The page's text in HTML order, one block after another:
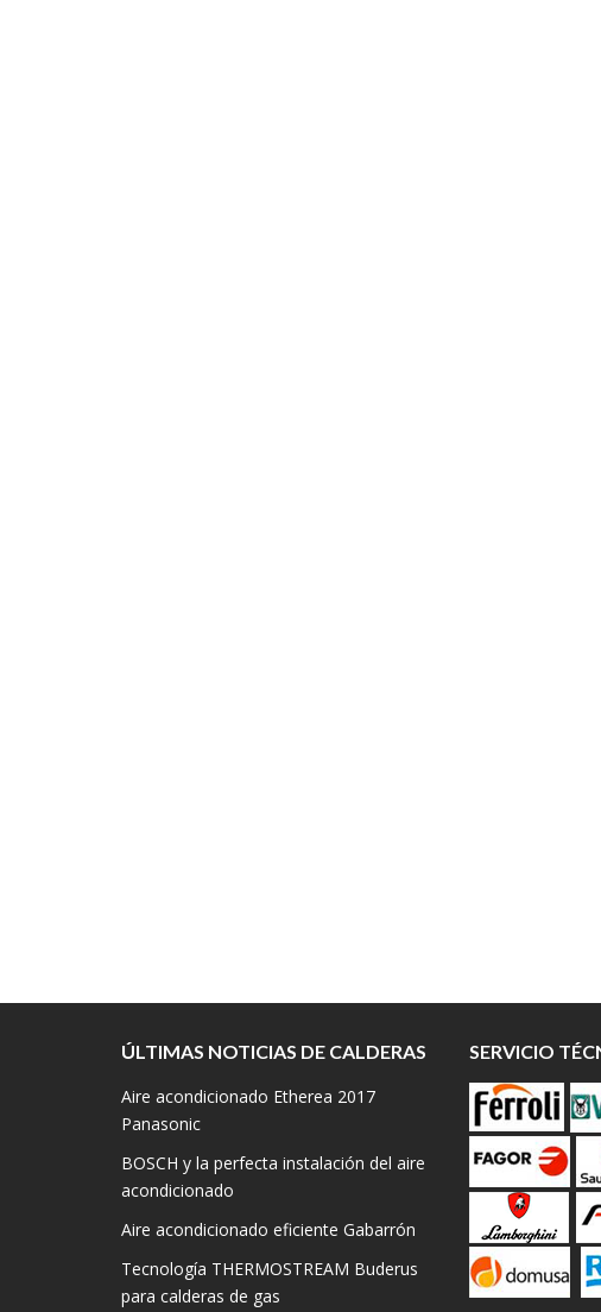
ÚLTIMAS NOTICIAS DE CALDERAS
Aire acondicionado Etherea 2017
Panasonic
BOSCH y la perfecta instalación del aire
acondicionado
Aire acondicionado eficiente Gabarrón
Tecnología THERMOSTREAM Buderus
para calderas de gas
SERVICIO